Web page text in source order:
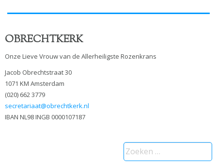
OBRECHTKERK
Onze Lieve Vrouw van de Allerheiligste Rozenkrans
Jacob Obrechtstraat 30
1071 KM Amsterdam
(020) 662 3779
secretariaat@obrechtkerk.nl
IBAN NL98 INGB 0000107187
Zoeken
naar: